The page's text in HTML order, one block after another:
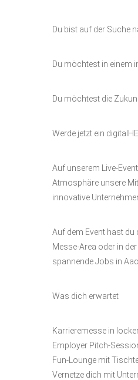
Du bist auf der Suche
Du möchtest in einem
Du möchtest die
Werde jetzt ein
Auf unserem Live-
Atmosphäre unsere
innovative
Auf dem Event hast du
Messe-Area oder in
spannende Jobs in
Was dich erwartet
Karrieremesse in
Employer Pitch-
Fun-Lounge mit
Vernetze dich mit